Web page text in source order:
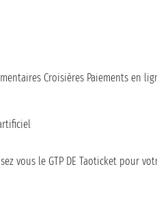
Croisières Paiements en
vous le GTP DE Taoticket pour